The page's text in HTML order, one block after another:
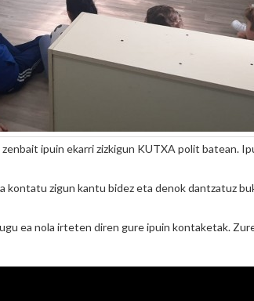
ipuin ekarri zizkigun KUTXA polit batean.
kontatu zigun kantu bidez eta denok dantzatuz
ea nola irteten diren gure ipuin kontaketak.